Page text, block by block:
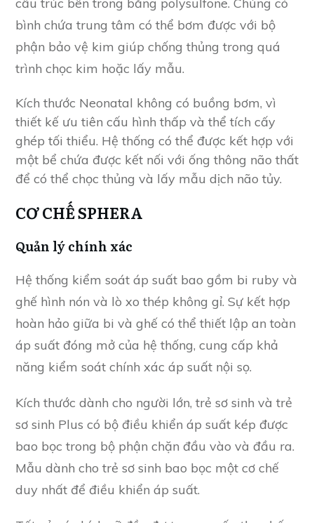
cấu trúc bên trong bằng polysulfone. Chúng có
bình chứa trung tâm có thể bơm được với bộ
phận bảo vệ kim giúp chống thủng trong quá
trình chọc kim hoặc lấy mẫu.
Kích thước Neonatal không có buồng bơm, vì
thiết kế ưu tiên cấu hình thấp và thể tích cấy
ghép tối thiểu. Hệ thống có thể được kết hợp với
một bể chứa được kết nối với ống thông não thất
để có thể chọc thủng và lấy mẫu dịch não tủy.
CƠ CHẾ SPHERA
Quản lý chính xác
Hệ thống kiểm soát áp suất bao gồm bi ruby ​​và
ghế hình nón và lò xo thép không gỉ. Sự kết hợp
hoàn hảo giữa bi và ghế có thể thiết lập an toàn
áp suất đóng mở của hệ thống, cung cấp khả
năng kiểm soát chính xác áp suất nội sọ.
Kích thước dành cho người lớn, trẻ sơ sinh và trẻ
sơ sinh Plus có bộ điều khiển áp suất kép được
bao bọc trong bộ phận chặn đầu vào và đầu ra.
Mẫu dành cho trẻ sơ sinh bao bọc một cơ chế
duy nhất để điều khiển áp suất.